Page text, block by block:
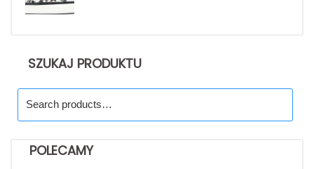
SZUKAJ PRODUKTU
for:
POLECAMY